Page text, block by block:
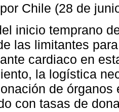
Chile (28 de
inicio temprano
las limitantes
cardiaco en
la logística
de
con tasas de